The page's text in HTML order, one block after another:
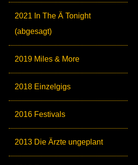
2021 In The Ä Tonight
(abgesagt)
2019 Miles & More
2018 Einzelgigs
2016 Festivals
2013 Die Ärzte ungeplant